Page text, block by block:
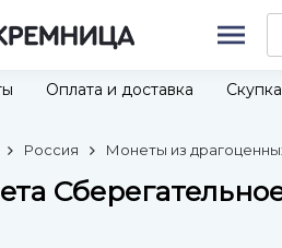
Оплата и доставка Скупка
Россия Монеты из